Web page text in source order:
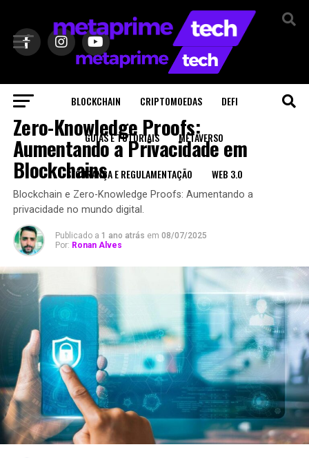
BLOCKCHAIN CRIPTOMOEDAS DEFI
GUIAS E TUTORIAIS METAVERSO
SEGURANÇA E REGULAMENTAÇÃO WEB 3.0
BLOCKCHAIN
Zero-Knowledge Proofs:
Aumentando a Privacidade em
Blockchains
Blockchain e Zero-Knowledge Proofs: Aumentando a
privacidade no mundo digital.
Publicado a 1 ano atrás em 08/07/2025
Por: Ronan Alves